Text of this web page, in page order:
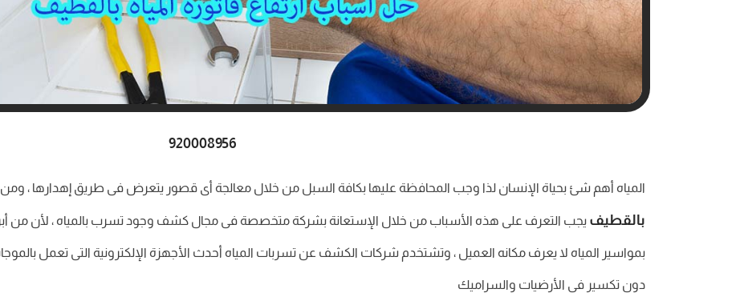
920008956
المياه أهم شئ بحياة الإنسان لذا وجب المحافظة عليها بكافة السبل من خلال معالجة أى قصور يتعرض فى طريق إهدارها ،
بالقطيف يجب التعرف على هذه الأسباب من خلال الإستعانة بشركة متخصصة فى مجال كشف وجود تسرب بالمياه ، لأن من أبرز
بمواسير المياه لا يعرف مكانه العميل ، وتشتخدم شركات الكشف عن تسربات المياه أحدث الأجهزة الإلكترونية التى تعمل
دون تكسير فى الأرضيات والسراميك